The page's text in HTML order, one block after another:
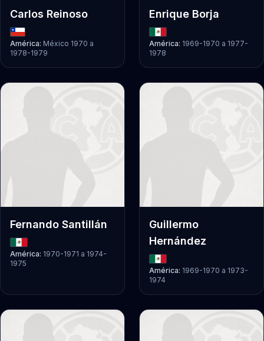
Carlos Reinoso
América: México 1970 a
1978-1979
Enrique Borja
América: 1969-1970 a 1977-
1978
Fernando Santillán
América: 1970-1971 a 1974-
1975
Guillermo
Hernández
América: 1969-1970 a 1973-
1974